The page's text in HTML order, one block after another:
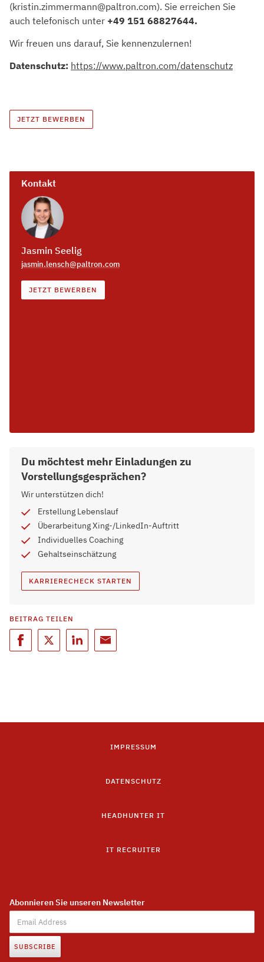
(kristin.zimmermann@paltron.com). Sie erreichen Sie
auch telefonisch unter +49 151 68827644.
Wir freuen uns darauf, Sie kennenzulernen!
Datenschutz: https://www.paltron.com/datenschutz
JETZT BEWERBEN
Kontakt
Jasmin Seelig
jasmin.lensch@paltron.com
JETZT BEWERBEN
Du möchtest mehr Einladungen zu
Vorstellungsgesprächen?
Wir unterstützen dich!
Erstellung Lebenslauf
Überarbeitung Xing-/LinkedIn-Auftritt
Individuelles Coaching
Gehaltseinschätzung
KARRIERECHECK STARTEN
BEITRAG TEILEN
IMPRESSUM
DATENSCHUTZ
HEADHUNTER IT
IT RECRUITER
Abonnieren Sie unseren Newsletter